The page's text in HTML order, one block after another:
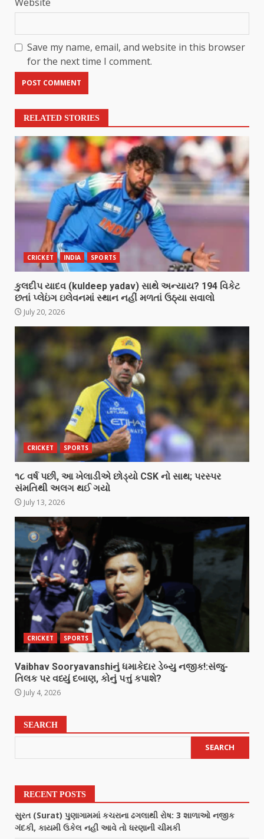
Save my name, email, and website in this browser
for the next time I comment.
RELATED STORIES
CRICKET INDIA SPORTS
કુલદીપ યાદવ (kuldeep yadav) સાથે અન્યાય? 194 વિકેટ
છતાં પ્લેઇંગ ઇલેવનમાં સ્થાન નહીં મળતાં ઉઠ્યા સવાલો
July 20, 2026
CRICKET SPORTS
૧૮ વર્ષ પછી, આ ખેલાડીએ છોડ્યો CSK નો સાથ; પરસ્પર
સંમતિથી અલગ થઈ ગયો
July 13, 2026
CRICKET SPORTS
Vaibhav Sooryavanshiનું ધમાકેદાર ડેબ્યુ નજીક!:સંજુ-
તિલક પર વધ્યું દબાણ, કોનું પત્તું કપાશે?
July 4, 2026
SEARCH
SEARCH
RECENT POSTS
સુરત (Surat) પુણાગામમાં કચરાના ઢગલાથી રોષ: 3 શાળાઓ નજીક
ગંદકી, કાયમી ઉકેલ નહીં આવે તો ધરણાની ચીમકી